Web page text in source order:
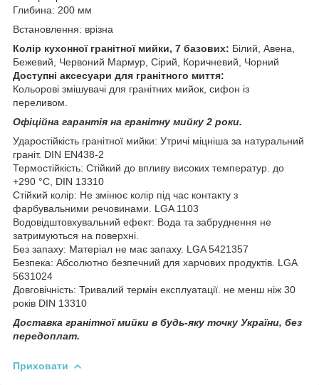
Глибина: 200 мм
Встановлення: врізна
Колір кухонної гранітної мийки, 7 базових: Білий, Авена,
Бежевий, Червоний Мармур, Сірий, Коричневий, Чорний
Доступні аксесуари для гранітного миття:
Кольорові змішувачі для гранітних мийок, сифон із
переливом.
Офіційна гарантія на гранітну мийку 2 роки.
Ударостійкість гранітної мийки: Утричі міцніша за натуральний
граніт. DIN EN438-2
Термостійкість: Стійкий до впливу високих температур. до
+290 °C, DIN 13310
Стійкий колір: Не змінює колір під час контакту з
фарбувальними речовинами. LGA 1103
Водовідштовхувальний ефект: Вода та забруднення не
затримуються на поверхні.
Без запаху: Матеріал не має запаху. LGA 5421357
Безпека: Абсолютно безпечний для харчових продуктів. LGA
5631024
Довговічність: Тривалий термін експлуатації. не менш ніж 30
років DIN 13310
Доставка гранітної мийки в будь-яку точку України, без
передоплат.
Приховати